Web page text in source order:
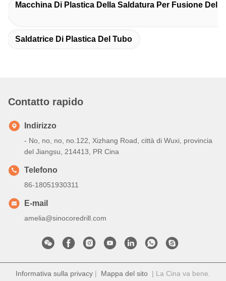
Macchina Di Plastica Della Saldatura Per Fusione Del
Saldatrice Di Plastica Del Tubo
Contatto rapido
Indirizzo
- No, no, no, no.122, Xizhang Road, città di Wuxi, provincia
del Jiangsu, 214413, PR Cina
Telefono
86-18051930311
E-mail
amelia@sinocoredrill.com
Informativa sulla privacy | Mappa del sito | La Cina va bene.